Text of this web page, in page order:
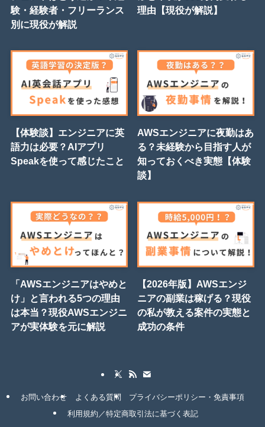
験・経験者・フリーランス
別に現役が解説
理由【現役が解説】
【体験談】エンジニアに英
語力は必要？AIアプリ
Speakを使って感じたこと
AWSエンジニアに夜勤はあ
る？未経験から目指す人が
知っておくべき実態【体験
談】
「AWSエンジニアはやめと
け」と言われる5つの理由
は本当？現役AWSエンジニ
アが実体験を元に解説
【2026年版】AWSエンジ
ニアの副業は稼げる？現役
の私が教える案件の実態と
成功の条件
お問い合わせ よくある質問
プライバシーポリシー・免責事項
利用規約／特定商取引法に基づく表記